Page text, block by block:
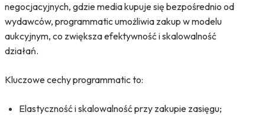
negocjacyjnych, gdzie media kupuje się bezpośrednio od
wydawców, programmatic umożliwia zakup w modelu
aukcyjnym, co zwiększa efektywność i skalowalność
działań.
Kluczowe cechy programmatic to:
Elastyczność i skalowalność przy zakupie zasięgu;